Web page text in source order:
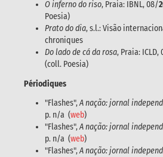
O inferno do riso, Praia: IBNL, 08/
Poesia)
Prato do dia, s.l.: Visão
chroniques
Do lado de cá da rosa, Praia: ICLD,
(coll. Poesia)
Périodiques
"Flashes",A nação: jornal
p. n/a (web)
"Flashes",A nação: jornal
p. n/a (web)
"Flashes",A nação: jornal